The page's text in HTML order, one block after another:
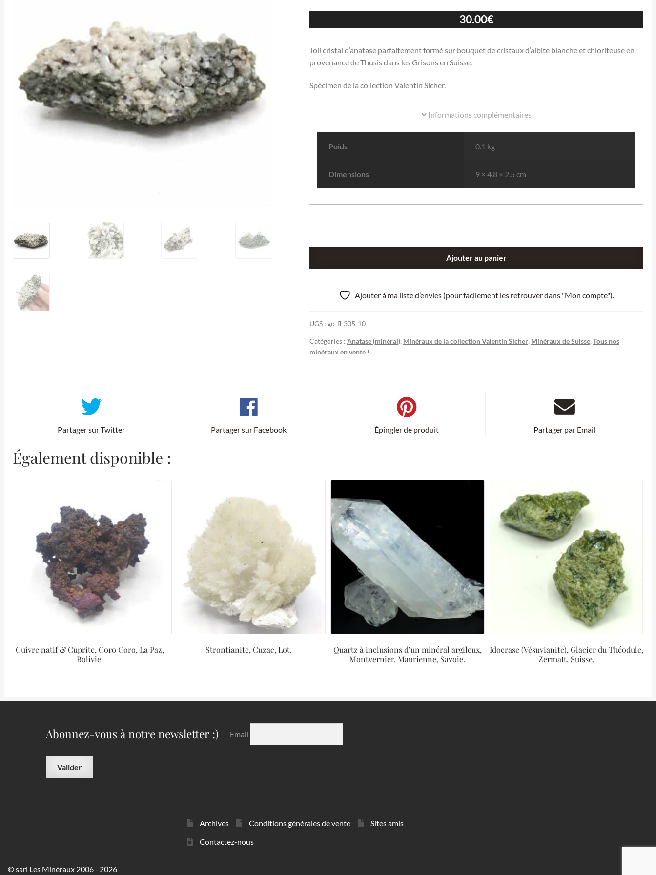
30.00€
Joli cristal d’anatase parfaitement formé sur bouquet de cristaux d’albite blanche et chloriteuse en
provenance de Thusis dans les Grisons en Suisse.
Spécimen de la collection Valentin Sicher.
Informations complémentaires
Poids 0.1 kg
Dimensions 9 × 4.8 × 2.5 cm
Grisons,
Suisse.
Ajouter au panier
Ajouter à ma liste d’envies (pour facilement les retrouver dans "Mon compte").
UGS : go-fl-305-10
Catégories : Anatase (minéral), Minéraux de la collection Valentin Sicher, Minéraux de Suisse, Tous nos
minéraux en vente !
Partager sur Twitter Partager sur Facebook Épingler de produit Partager par Email
Également disponible :
Cuivre natif & Cuprite, Coro Coro, La Paz,
Bolivie.
Strontianite, Cuzac, Lot.
Quartz à inclusions d’un minéral argileux,
Montvernier, Maurienne, Savoie.
Idocrase (Vésuvianite), Glacier du Théodule,
Zermatt, Suisse.
Abonnez-vous à notre newsletter :) Email
Archives Conditions générales de vente
Sites amis
Contactez-nous
© sarl Les Minéraux 2006 - 2026